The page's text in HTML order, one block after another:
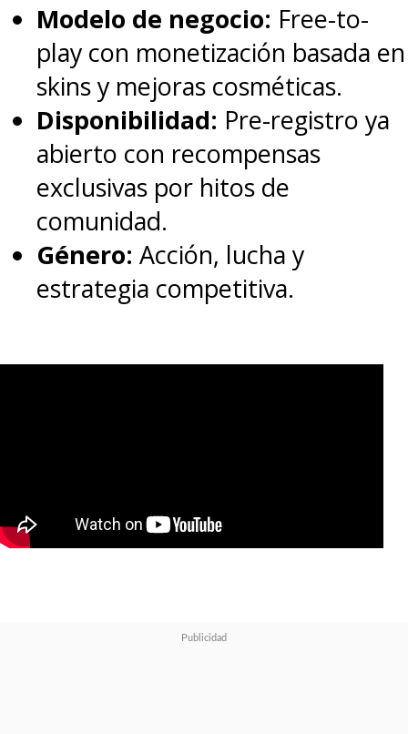
reinos conocidos son Atlantis,
Xebel, el de los Pescadores, de
los Brine, la Fosa y de los
Desertores.
"Aquaman y el Reino Perdido"
se estrenará el próximo 20 de
diciembre en los cines de
Latinoamérica.
Modelo de negocio: Free-to-
play con monetización basada en
skins y mejoras cosméticas.
Disponibilidad: Pre-registro ya
abierto con recompensas
exclusivas por hitos de
comunidad.
Género: Acción, lucha y
estrategia competitiva.